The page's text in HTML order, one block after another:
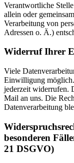
Verantwortliche
allein oder
Verarbeitung von
Adressen o. Ä.)
Widerruf Ihrer
Viele
Einwilligung
jederzeit widerrufen.
Mail an uns. Die
Datenverarbeitung
besonderen
21 DSGVO)